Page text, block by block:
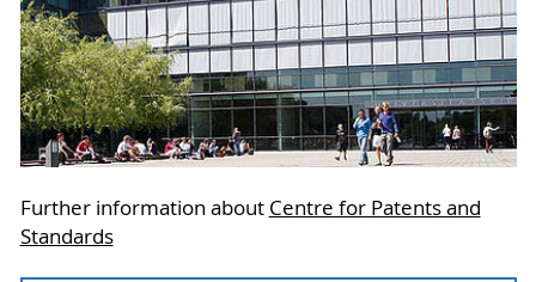
Further information about Centre for Patents and
Standards